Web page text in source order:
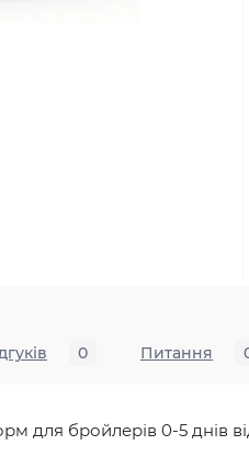
0 Питання
для бройлерів 0-5 днів